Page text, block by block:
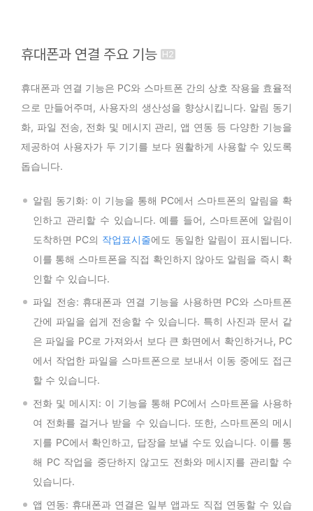
휴대폰과 연결 주요 기능
휴대폰과 연결 기능은 PC와 스마트폰 간의 상호 작용을 효율적
으로 만들어주며, 사용자의 생산성을 향상시킵니다. 알림 동기
화, 파일 전송, 전화 및 메시지 관리, 앱 연동 등 다양한 기능을
제공하여 사용자가 두 기기를 보다 원활하게 사용할 수 있도록
돕습니다.
알림 동기화: 이 기능을 통해 PC에서 스마트폰의 알림을 확
인하고 관리할 수 있습니다. 예를 들어, 스마트폰에 알림이
도착하면 PC의 작업표시줄에도 동일한 알림이 표시됩니다.
이를 통해 스마트폰을 직접 확인하지 않아도 알림을 즉시 확
인할 수 있습니다.
파일 전송: 휴대폰과 연결 기능을 사용하면 PC와 스마트폰
간에 파일을 쉽게 전송할 수 있습니다. 특히 사진과 문서 같
은 파일을 PC로 가져와서 보다 큰 화면에서 확인하거나, PC
에서 작업한 파일을 스마트폰으로 보내서 이동 중에도 접근
할 수 있습니다.
전화 및 메시지: 이 기능을 통해 PC에서 스마트폰을 사용하
여 전화를 걸거나 받을 수 있습니다. 또한, 스마트폰의 메시
지를 PC에서 확인하고, 답장을 보낼 수도 있습니다. 이를 통
해 PC 작업을 중단하지 않고도 전화와 메시지를 관리할 수
있습니다.
앱 연동: 휴대폰과 연결은 일부 앱과도 직접 연동할 수 있습